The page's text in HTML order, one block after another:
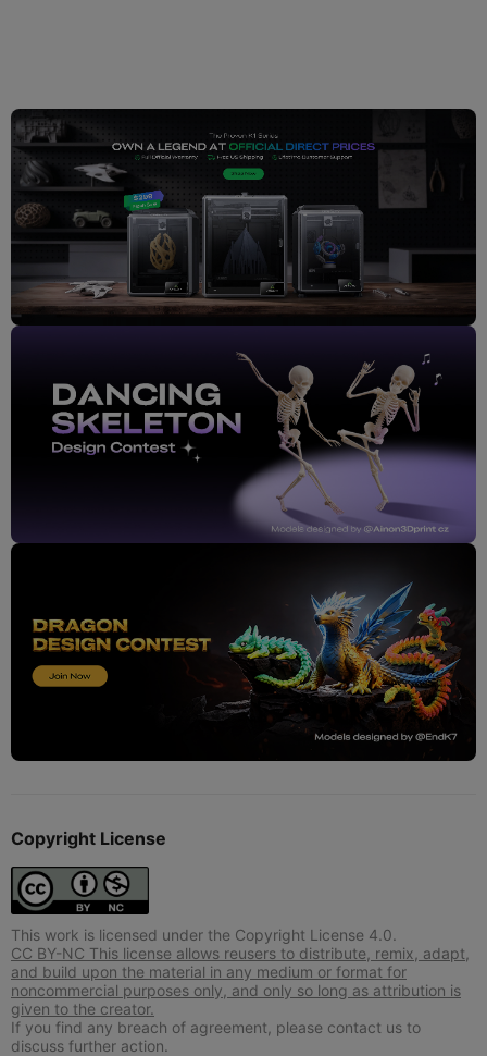
Copyright License
This work is licensed under the Copyright License 4.0.
CC BY-NC This license allows reusers to distribute, remix, adapt,
and build upon the material in any medium or format for
noncommercial purposes only, and only so long as attribution is
given to the creator.
If you find any breach of agreement, please contact us to
discuss further action.